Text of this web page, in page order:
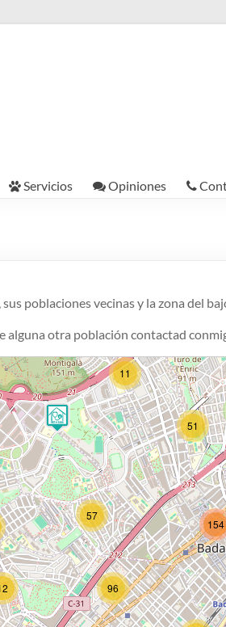
Servicios Opiniones
poblaciones vecinas y la zona del
alguna otra población contactad
57
51
96
154
11